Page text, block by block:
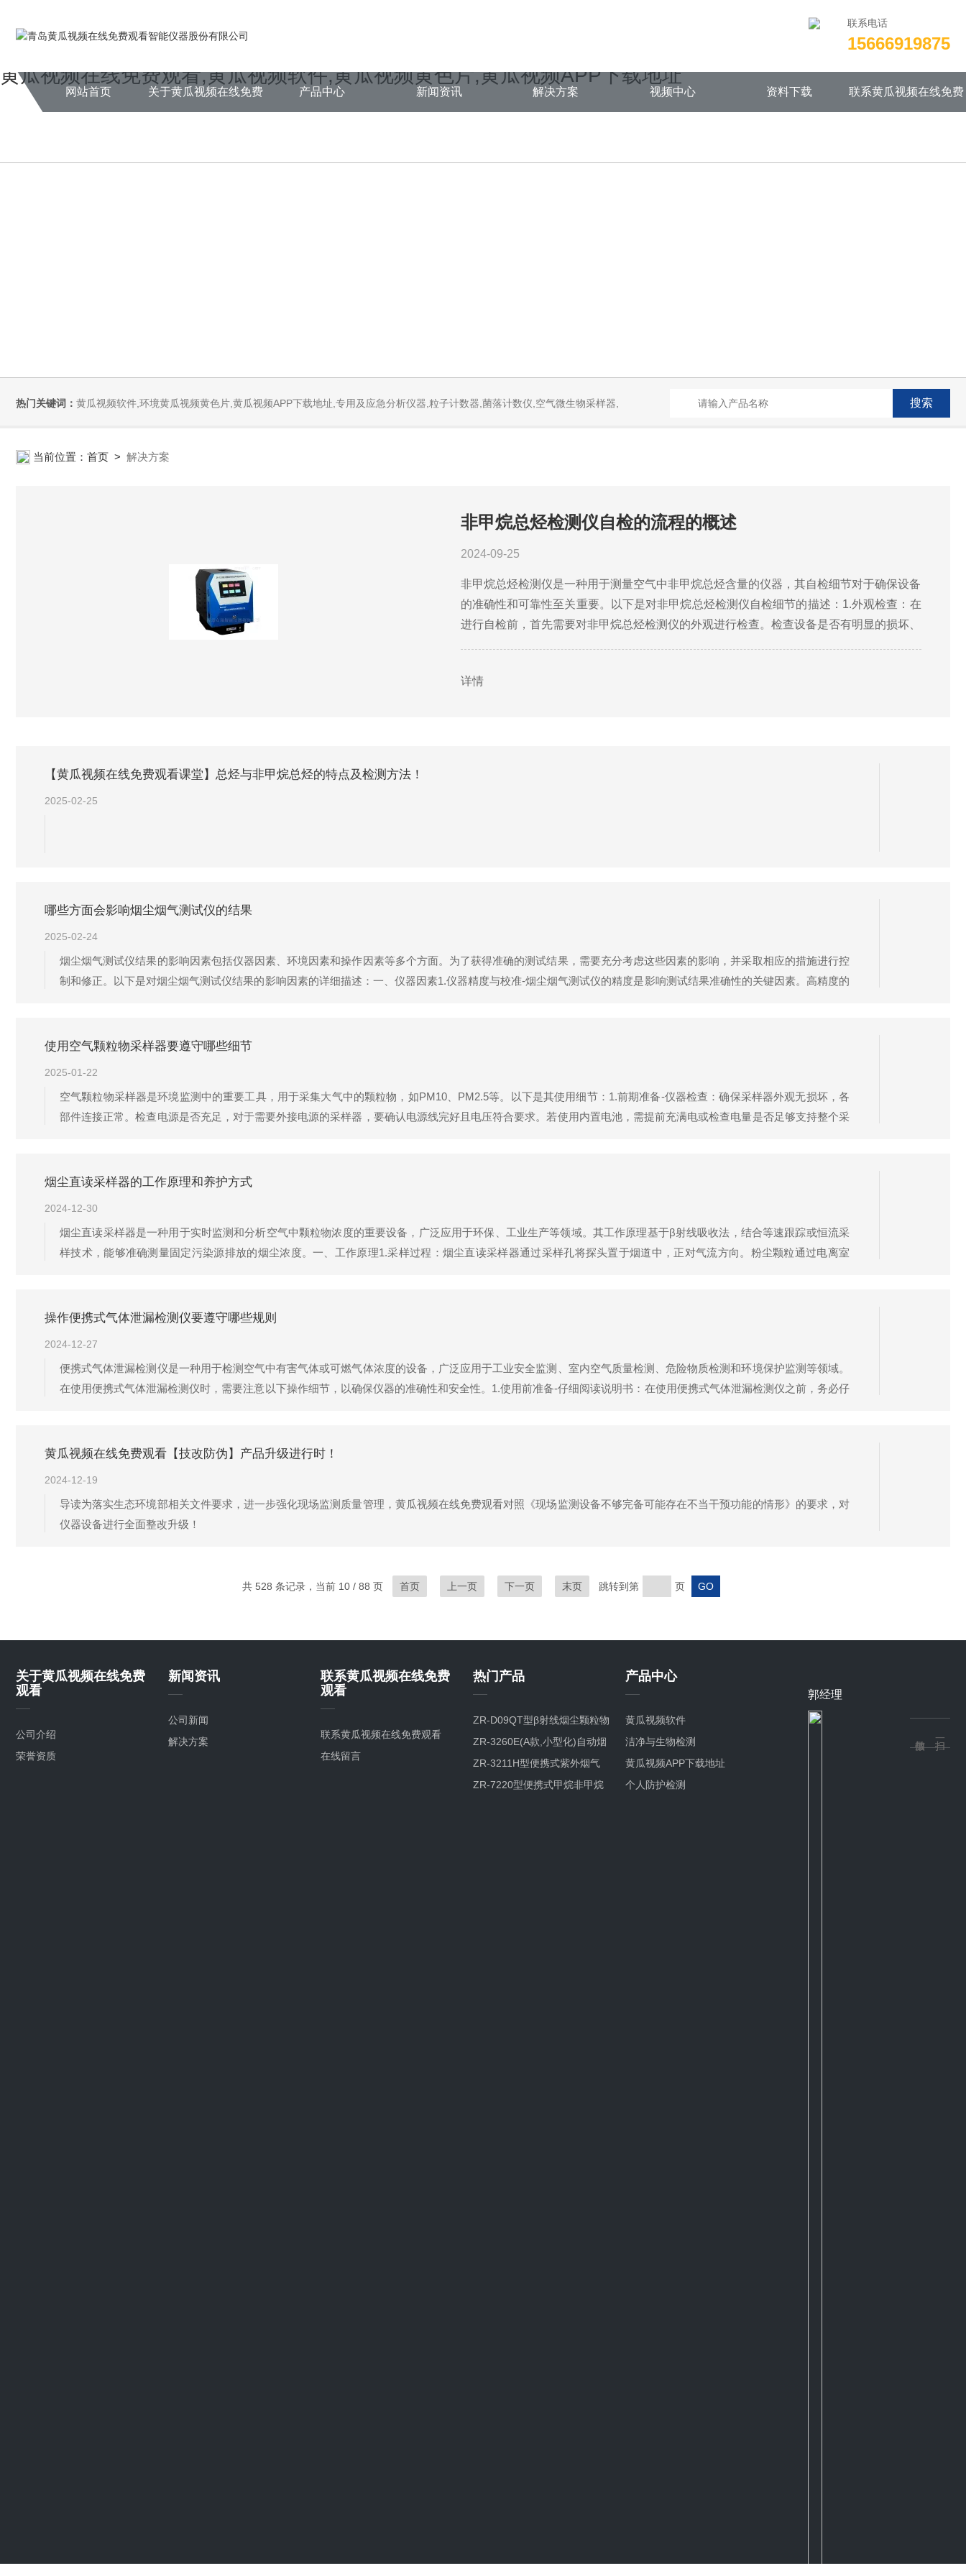
on line115
黄瓜视频在线免费观看,黄瓜视频软件,黄瓜视频黄色片,黄瓜视频APP下载地址
联系电话
15666919875
网站首页 关于黄瓜视频在线免费 产品中心 新闻资讯 解决方案 视频中心 资料下载 联系黄瓜视频在线免费
热门关键词： 黄瓜视频软件,环境黄瓜视频黄色片,黄瓜视频APP下载地址,专用及应急分析仪器,粒子计数器,菌落计数仪,空气微生物采样器,
当前位置： 首页 > 解决方案
非甲烷总烃检测仪自检的流程的概述
2024-09-25
非甲烷总烃检测仪是一种用于测量空气中非甲烷总烃含量的仪器，其自检细节对于确保设备
的准确性和可靠性至关重要。以下是对非甲烷总烃检测仪自检细节的描述：1.外观检查：在
进行自检前，首先需要对非甲烷总烃检测仪的外观进行检查。检查设备是否有明显的损坏、
详情
【黄瓜视频在线免费观看课堂】总烃与非甲烷总烃的特点及检测方法！
2025-02-25
哪些方面会影响烟尘烟气测试仪的结果
2025-02-24
烟尘烟气测试仪结果的影响因素包括仪器因素、环境因素和操作因素等多个方面。为了获得准确的测试结果，需要充分考虑这些因素的影响，并采取相应的措施进行控
制和修正。以下是对烟尘烟气测试仪结果的影响因素的详细描述：一、仪器因素1.仪器精度与校准-烟尘烟气测试仪的精度是影响测试结果准确性的关键因素。高精度的
使用空气颗粒物采样器要遵守哪些细节
2025-01-22
空气颗粒物采样器是环境监测中的重要工具，用于采集大气中的颗粒物，如PM10、PM2.5等。以下是其使用细节：1.前期准备-仪器检查：确保采样器外观无损坏，各
部件连接正常。检查电源是否充足，对于需要外接电源的采样器，要确认电源线完好且电压符合要求。若使用内置电池，需提前充满电或检查电量是否足够支持整个采
烟尘直读采样器的工作原理和养护方式
2024-12-30
烟尘直读采样器是一种用于实时监测和分析空气中颗粒物浓度的重要设备，广泛应用于环保、工业生产等领域。其工作原理基于β射线吸收法，结合等速跟踪或恒流采
样技术，能够准确测量固定污染源排放的烟尘浓度。一、工作原理1.采样过程：烟尘直读采样器通过采样孔将探头置于烟道中，正对气流方向。粉尘颗粒通过电离室
操作便携式气体泄漏检测仪要遵守哪些规则
2024-12-27
便携式气体泄漏检测仪是一种用于检测空气中有害气体或可燃气体浓度的设备，广泛应用于工业安全监测、室内空气质量检测、危险物质检测和环境保护监测等领域。
在使用便携式气体泄漏检测仪时，需要注意以下操作细节，以确保仪器的准确性和安全性。1.使用前准备-仔细阅读说明书：在使用便携式气体泄漏检测仪之前，务必仔
黄瓜视频在线免费观看【技改防伪】产品升级进行时！
2024-12-19
导读为落实生态环境部相关文件要求，进一步强化现场监测质量管理，黄瓜视频在线免费观看对照《现场监测设备不够完备可能存在不当干预功能的情形》的要求，对
仪器设备进行全面整改升级！​
共 528 条记录，当前 10 / 88 页 首页 上一页 下一页 末页 跳转到第 页
关于黄瓜视频在线免费
观看
公司介绍
荣誉资质
新闻资讯
公司新闻
解决方案
联系黄瓜视频在线免费
观看
联系黄瓜视频在线免费观看
在线留言
热门产品
ZR-D09QT型β射线烟尘颗粒物
检测仪
ZR-3260E(A款,小型化)自动烟
尘烟气测试仪
ZR-3211H型便携式紫外烟气
综合分析仪
ZR-7220型便携式甲烷非甲烷
产品中心
黄瓜视频软件
洁净与生物检测
黄瓜视频APP下载地址
个人防护检测
郭经理